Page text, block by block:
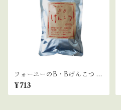
フォーユーのB・Bげんこつ 2
00g
¥713